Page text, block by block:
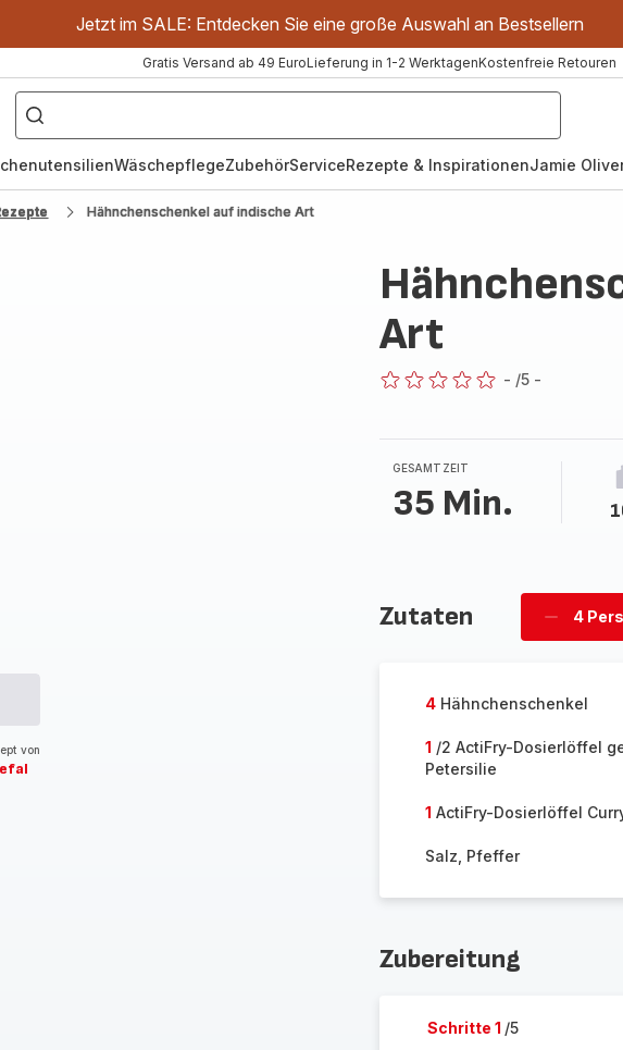
Jetzt im SALE: Entdecken Sie eine große Auswahl an Bestsellern
Gratis Versand ab 49 EuroLieferung in 1-2 WerktagenKostenfreie Retouren
["OptiGrill","Easy
Fry","Pfanne"]
WäschepflegeZubehörServiceRezepte & InspirationenJamie
Hähnchenschenkel auf indische Art
von
Art
- /5 -
GESAMTZEIT
35 Min.
Zutaten
Personen
4
4Hähnchenschenkel
1 /2 ActiFry-Dosierlöffel
Petersilie
1 ActiFry-Dosierlöffel
Salz, Pfeffer
Zubereitung
Schritte 1 /5